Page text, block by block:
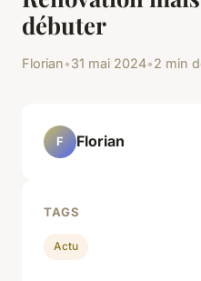
débuter
Florian•31 mai 2024•2 min
F Florian
TAGS
Actu